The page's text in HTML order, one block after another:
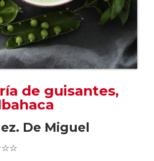
de guisantes,
De Miguel